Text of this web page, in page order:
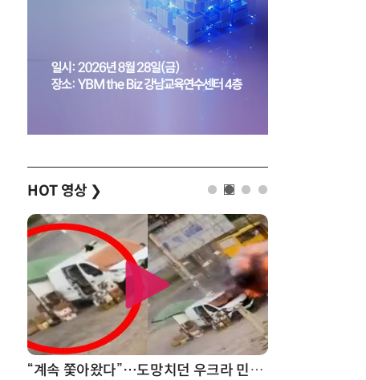
HOT 영상 ❯
“계속 쫓아왔다”…도망치던 우크라 민간인 공격한 러 자폭 드론